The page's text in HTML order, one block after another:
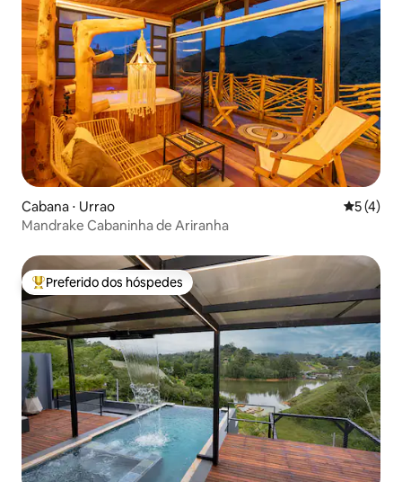
Cabana ⋅ Urrao 5 de
5 (4)
Mandrake Cabaninha de Ariranha
Entre os melhores preferidos dos hóspedes
Preferido dos hóspedes